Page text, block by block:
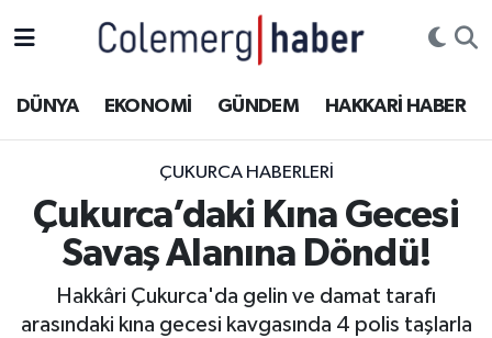
DÜNYA EKONOMİ GÜNDEM HAKKARİ HABER
ÇUKURCA HABERLERI
Çukurca’daki Kına Gecesi
Savaş Alanına Döndü!
Hakkâri Çukurca'da gelin ve damat tarafı
arasındaki kına gecesi kavgasında 4 polis taşlarla
ASAYİŞ
DOĞA
DÜNYA
Hakkâri Hava Durumu
Hakkari Namaz Vakitleri
Hakkâri Trafik Yoğunluk Haritası
Süper Lig Puan Durumu ve Fikstür